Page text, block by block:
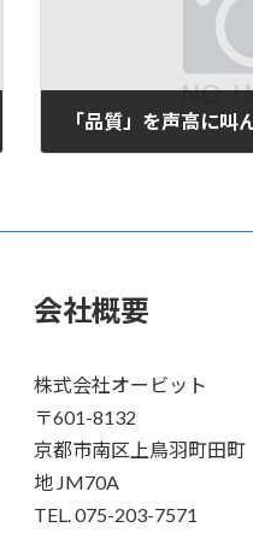
「品質」を声高に叫
会社概要
株式会社オービット
〒601-8132
京都市南区上鳥羽町田
地 JM70A
TEL. 075-203-7571